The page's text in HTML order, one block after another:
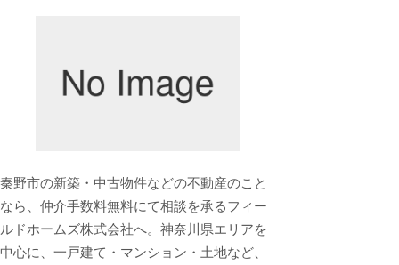
秦野市の新築・中古物件などの不動産のこと
なら、仲介手数料無料にて相談を承るフィー
ルドホームズ株式会社へ。神奈川県エリアを
中心に、一戸建て・マンション・土地など、